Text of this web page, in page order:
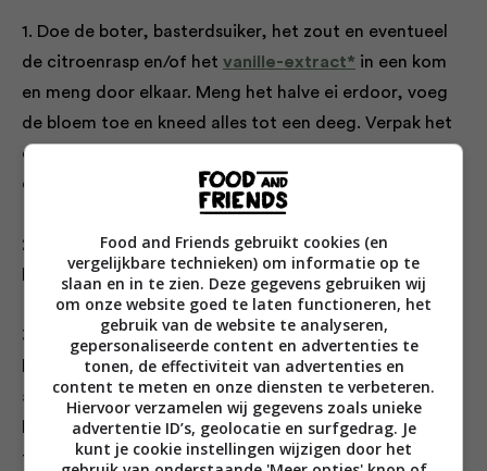
1. Doe de boter, basterdsuiker, het zout en eventueel
de citroenrasp en/of het vanille-extract* in een kom
en meng door elkaar. Meng het halve ei erdoor, voeg
de bloem toe en kneed alles tot een deeg. Verpak het
deeg in plasticfolie en laat het minimaal 1 uur rusten in
de koelkast.
2. Verwarm de oven voor op 175 °C en bekleed een
bakplaat met bakpapier.
3. Kneed het deeg kort door en rol het op een licht
bebloemd werkblad uit tot een dikte van 4-
5 millimeter. Steek of snijd de gewenste
koekjesvormen uit en leg ze met voldoende
tussenruimte op de bakplaat. Het deeg dat overblijft
Food and Friends gebruikt cookies (en
vergelijkbare technieken) om informatie op te
slaan en in te zien. Deze gegevens gebruiken wij
om onze website goed te laten functioneren, het
gebruik van de website te analyseren,
gepersonaliseerde content en advertenties te
tonen, de effectiviteit van advertenties en
content te meten en onze diensten te verbeteren.
Hiervoor verzamelen wij gegevens zoals unieke
advertentie ID’s, geolocatie en surfgedrag. Je
kunt je cookie instellingen wijzigen door het